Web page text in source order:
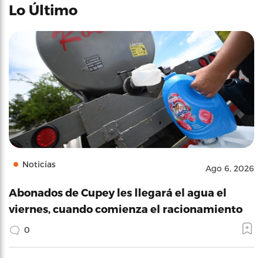
Lo Último
Noticias Ago 6, 2026
Abonados de Cupey les llegará el agua el
viernes, cuando comienza el racionamiento
0